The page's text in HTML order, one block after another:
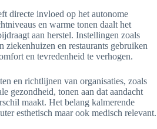
directe invloed op het autonome
en warme tonen daalt het
aan herstel. Instellingen zoals
ziekenhuizen en restaurants gebruiken
en tevredenheid te verhogen.
en richtlijnen van organisaties, zoals
gezondheid, tonen aan dat aandacht
maakt. Het belang kalmerende
esthetisch maar ook medisch relevant.